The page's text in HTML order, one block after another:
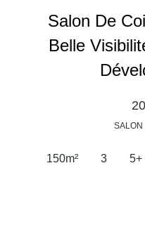
Salon De
Belle
SALON
150m² 3 5+